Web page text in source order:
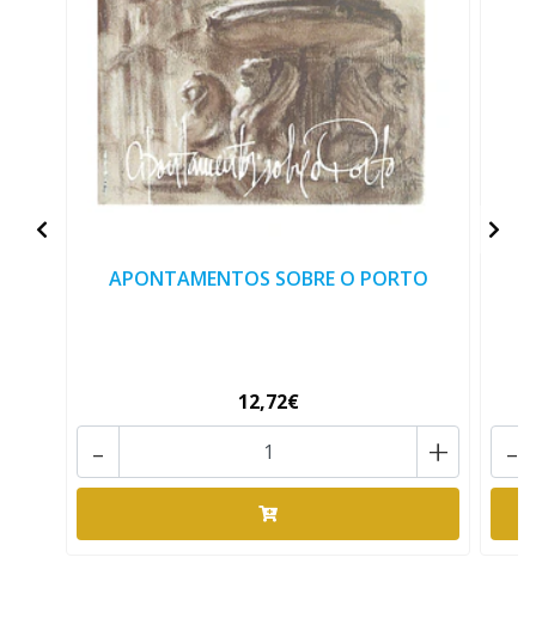
APONTAMENTOS SOBRE O PORTO
12,72€
+
- -